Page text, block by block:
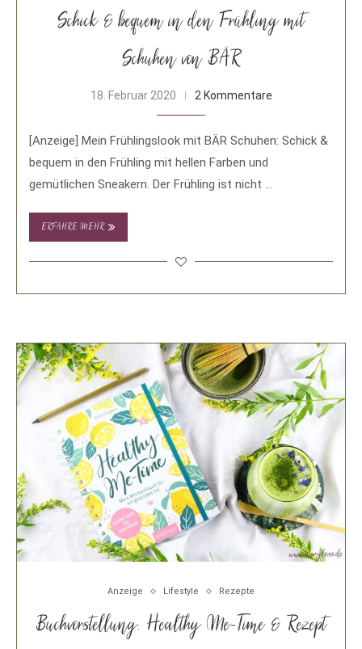
Schick & bequem in den Frühling mit
Schuhen von BÄR
18. Februar 2020 2 Kommentare
[Anzeige] Mein Frühlingslook mit BÄR Schuhen: Schick &
bequem in den Frühling mit hellen Farben und
gemütlichen Sneakern. Der Frühling ist nicht …
ERFAHRE MEHR
Anzeige Lifestyle Rezepte
Buchvorstellung: Healthy Me-Time & Rezept